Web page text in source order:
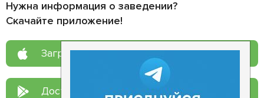
Нужна информация о заведении?
Скачайте приложение!
Загрузите в App Store
Доступно в Google Play